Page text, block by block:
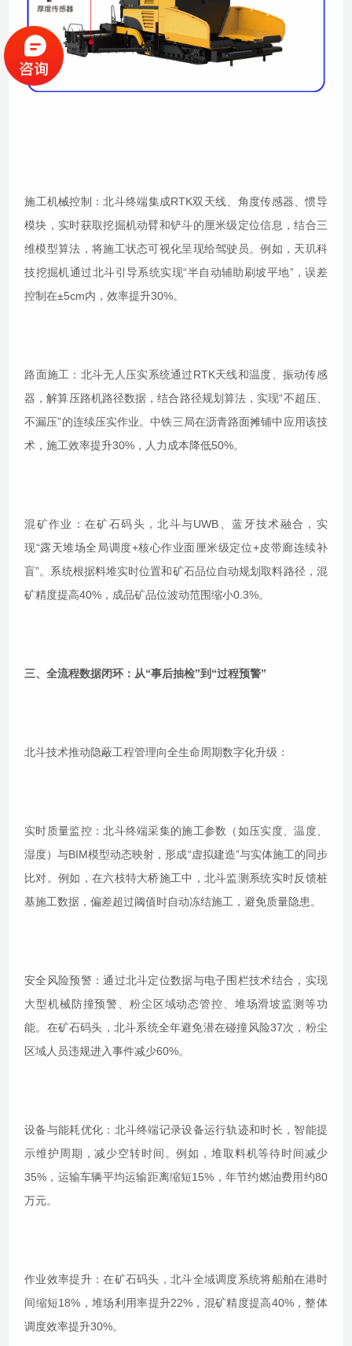
施工机械控制：北斗终端集成RTK双天线、角度传感器、惯导
模块，实时获取挖掘机动臂和铲斗的厘米级定位信息，结合三
维模型算法，将施工状态可视化呈现给驾驶员。例如，天玑科
技挖掘机通过北斗引导系统实现“半自动辅助刷坡平地”，误差
控制在±5cm内，效率提升30%。
路面施工：北斗无人压实系统通过RTK天线和温度、振动传感
器，解算压路机路径数据，结合路径规划算法，实现“不超压、
不漏压”的连续压实作业。中铁三局在沥青路面摊铺中应用该技
术，施工效率提升30%，人力成本降低50%。
混矿作业：在矿石码头，北斗与UWB、蓝牙技术融合，实
现“露天堆场全局调度+核心作业面厘米级定位+皮带廊连续补
盲”。系统根据料堆实时位置和矿石品位自动规划取料路径，混
矿精度提高40%，成品矿品位波动范围缩小0.3%。
三、全流程数据闭环：从“事后抽检”到“过程预警”
北斗技术推动隐蔽工程管理向全生命周期数字化升级：
实时质量监控：北斗终端采集的施工参数（如压实度、温度、
湿度）与BIM模型动态映射，形成“虚拟建造”与实体施工的同步
比对。例如，在六枝特大桥施工中，北斗监测系统实时反馈桩
基施工数据，偏差超过阈值时自动冻结施工，避免质量隐患。
安全风险预警：通过北斗定位数据与电子围栏技术结合，实现
大型机械防撞预警、粉尘区域动态管控、堆场滑坡监测等功
能。在矿石码头，北斗系统全年避免潜在碰撞风险37次，粉尘
区域人员违规进入事件减少60%。
设备与能耗优化：北斗终端记录设备运行轨迹和时长，智能提
示维护周期，减少空转时间。例如，堆取料机等待时间减少
35%，运输车辆平均运输距离缩短15%，年节约燃油费用约80
万元。
作业效率提升：在矿石码头，北斗全域调度系统将船舶在港时
间缩短18%，堆场利用率提升22%，混矿精度提高40%，整体
调度效率提升30%。